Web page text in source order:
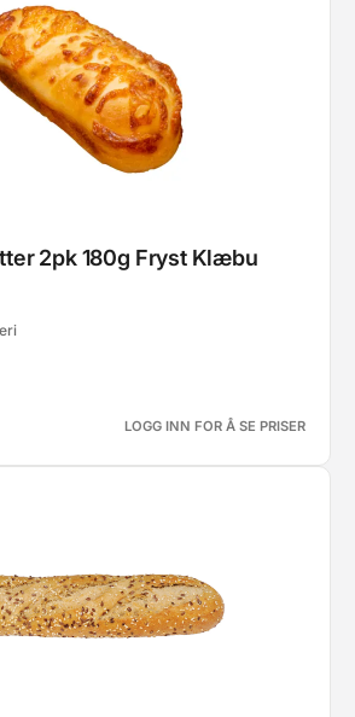
2pk 180g Fryst Klæbu
LOGG INN FOR Å SE PRISER